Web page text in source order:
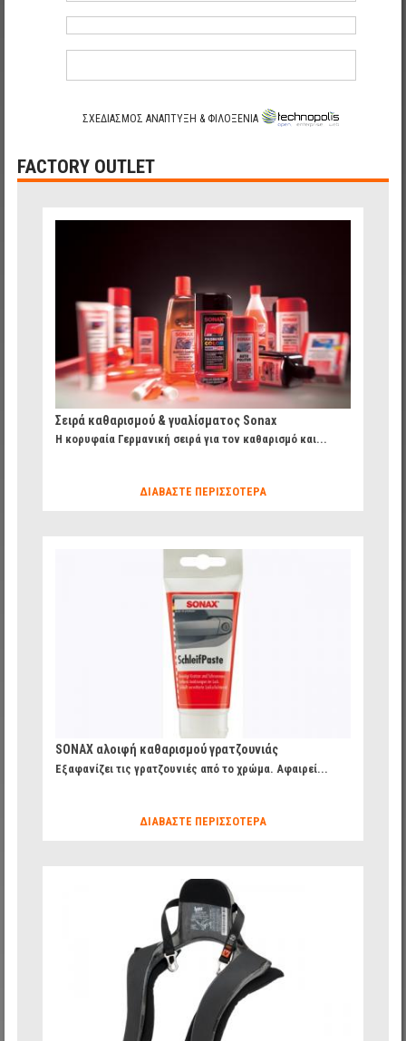
ΣΧΕΔΙΑΣΜΟΣ ΑΝΑΠΤΥΞΗ & ΦΙΛΟΞΕΝΙΑ
FACTORY OUTLET
Σειρά καθαρισμού & γυαλίσματος Sonax
H κορυφαία Γερμανική σειρά για τον καθαρισμό και...
ΔΙΑΒΆΣΤΕ ΠΕΡΙΣΣΌΤΕΡΑ
184b7cb84d7b456c96a0bdfbbeaa5f14_8.jpg
SONAX αλοιφή καθαρισμού γρατζουνιάς
Εξαφανίζει τις γρατζουνιές από το χρώμα. Αφαιρεί...
ΔΙΑΒΆΣΤΕ ΠΕΡΙΣΣΌΤΕΡΑ
620466077c427f141effa294382f5fba_49.jpg